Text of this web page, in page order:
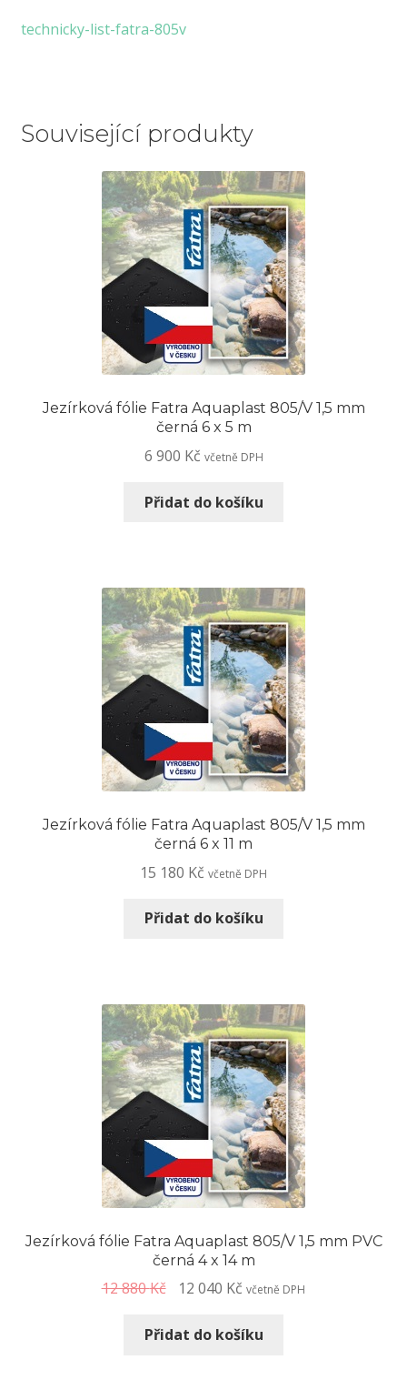
technicky-list-fatra-805v
Související produkty
Jezírková fólie Fatra Aquaplast 805/V 1,5 mm
černá 6 x 5 m
6 900 Kč včetně DPH
Přidat do košíku
Jezírková fólie Fatra Aquaplast 805/V 1,5 mm
černá 6 x 11 m
15 180 Kč včetně DPH
Přidat do košíku
Jezírková fólie Fatra Aquaplast 805/V 1,5 mm PVC
černá 4 x 14 m
12 880Kč 12 040 Kč včetně DPH
Přidat do košíku